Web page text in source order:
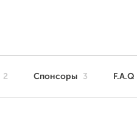
2 Спонсоры 3 F.A.Q